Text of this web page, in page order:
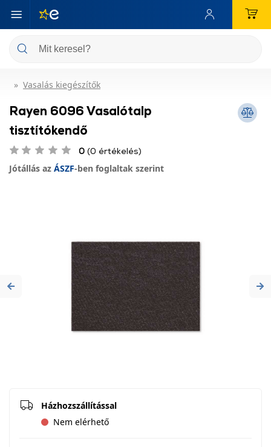
Vasalás kiegészítők
Rayen 6096 Vasalótalp
tisztítókendő
0 (0 értékelés)
Jótállás az ÁSZF-ben foglaltak szerint
Previous
Házhozszállítással
Nem elérhető